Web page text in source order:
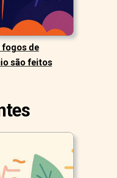
fogos de
são feitos